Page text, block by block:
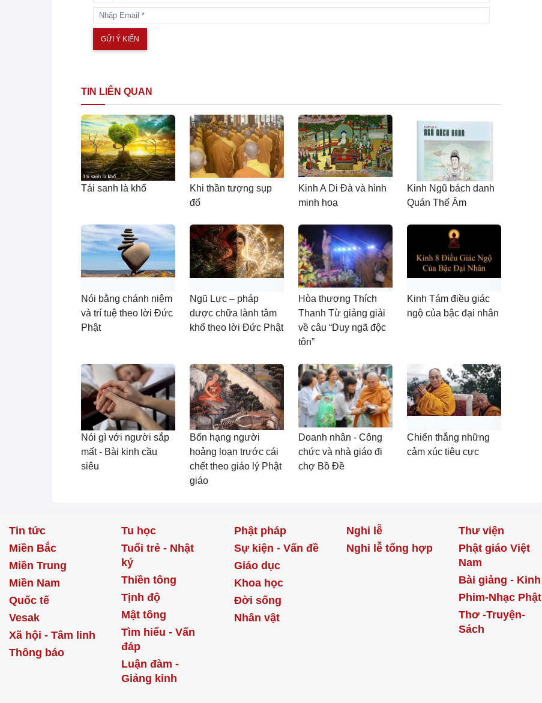
TIN LIÊN QUAN
Tái sanh là khổ
Khi thần tượng sụp
đổ
Kinh A Di Đà và hình
minh hoạ
Kinh Ngũ bách danh
Quán Thế Âm
Nói bằng chánh niệm
và trí tuệ theo lời Đức
Phật
Ngũ Lực – pháp
dược chữa lành tâm
khổ theo lời Đức Phật
Hòa thượng Thích
Thanh Từ giảng giải
về câu “Duy ngã độc
tôn”
Kinh Tám điều giác
ngộ của bậc đại nhân
Nói gì với người sắp
mất - Bài kinh cầu
siêu
Bốn hạng người
hoảng loạn trước cái
chết theo giáo lý Phật
giáo
Doanh nhân - Công
chức và nhà giáo đi
chợ Bồ Đề
Chiến thắng những
cảm xúc tiêu cực
Tin tức
Miền Bắc
Miền Trung
Miền Nam
Quốc tế
Vesak
Xã hội - Tâm linh
Thông báo
Tu học
Tuổi trẻ - Nhật
ký
Thiền tông
Tịnh độ
Mật tông
Tìm hiểu - Vấn
đáp
Luận đàm -
Giảng kinh
Phật pháp
Sự kiện - Vấn đề
Giáo dục
Khoa học
Đời sống
Nhân vật
Nghi lễ
Nghi lễ tổng hợp
Thư viện
Phật giáo Việt
Nam
Bài giảng - Kinh
Phim-Nhạc Phật
Thơ -Truyện-
Sách